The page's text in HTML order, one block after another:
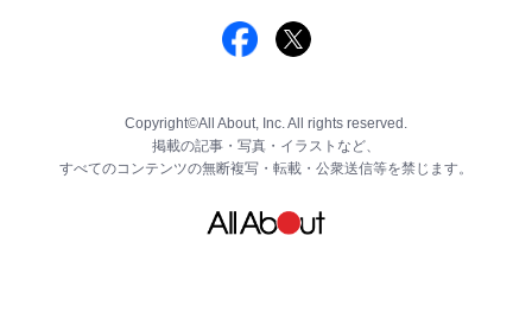
Copyright©All About, Inc. All rights reserved.
掲載の記事・写真・イラストなど、
すべてのコンテンツの無断複写・転載・公衆送信等を禁じます。